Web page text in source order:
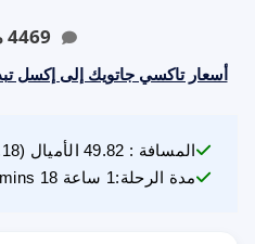
4469
أسعار تاكسي جاتويك إلى إكسل تبدأ من £117.00
المسافة :
49.82 الأميال (
مدة الرحلة:1 ساعة 18 mins